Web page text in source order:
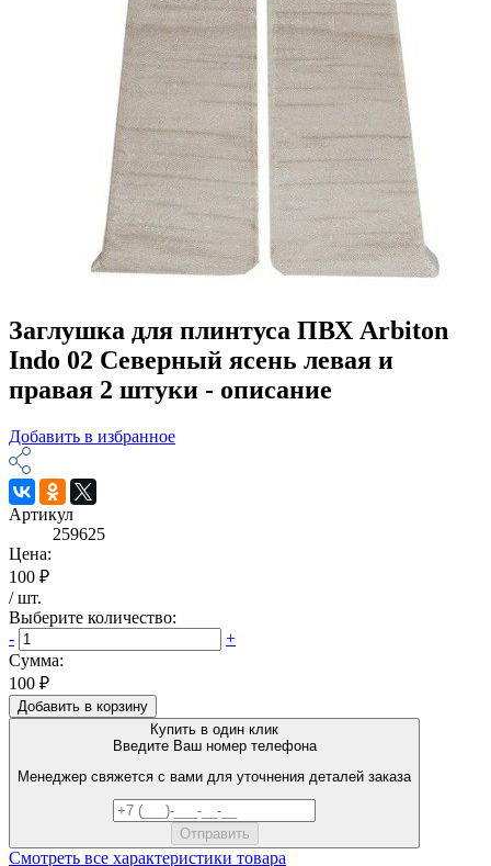
Заглушка для плинтуса ПВХ Arbiton
Indo 02 Северный ясень левая и
правая 2 штуки - описание
Добавить в избранное
Артикул
259625
Цена:
100 ₽
/шт.
Выберите количество:
-
+
Сумма:
100 ₽
Добавить в корзину
Купить в один клик
Введите Ваш номер телефона
Менеджер свяжется с вами для уточнения деталей заказа
Смотреть все характеристики товара